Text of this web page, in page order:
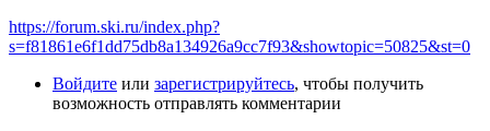
https://forum.ski.ru/index.php?
s=f81861e6f1dd75db8a134926a9cc7f93&showtopic=50825&st=0
Войдите или зарегистрируйтесь, чтобы получить
возможность отправлять комментарии